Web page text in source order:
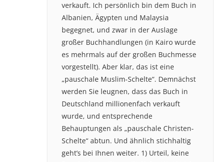
verkauft. Ich persönlich bin dem Buch in
Albanien, Ägypten und Malaysia
begegnet, und zwar in der Auslage
großer Buchhandlungen (in Kairo wurde
es mehrmals auf der großen Buchmesse
vorgestellt). Aber klar, das ist eine
„pauschale Muslim-Schelte“. Demnächst
werden Sie leugnen, dass das Buch in
Deutschland millionenfach verkauft
wurde, und entsprechende
Behauptungen als „pauschale Christen-
Schelte“ abtun. Und ähnlich stichhaltig
geht’s bei Ihnen weiter. 1) Urteil, keine